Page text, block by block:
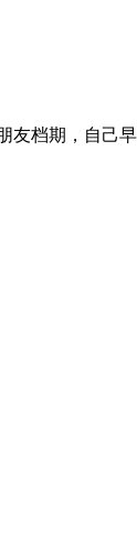
友档期，自己